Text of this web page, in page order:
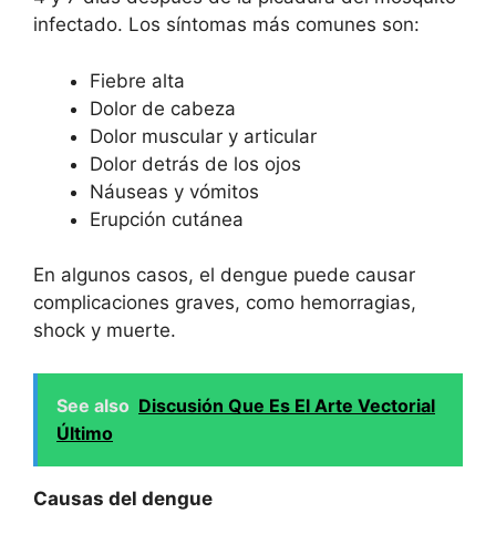
infectado. Los síntomas más comunes son:
Fiebre alta
Dolor de cabeza
Dolor muscular y articular
Dolor detrás de los ojos
Náuseas y vómitos
Erupción cutánea
En algunos casos, el dengue puede causar
complicaciones graves, como hemorragias,
shock y muerte.
See also Discusión Que Es El Arte Vectorial
Último
Causas del dengue